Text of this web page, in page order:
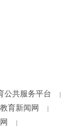
公共服务平台
育新闻网